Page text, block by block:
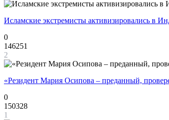
Исламские экстремисты активизировались в
0
146251
2
«Резидент Мария Осипова – преданный,
0
150328
1